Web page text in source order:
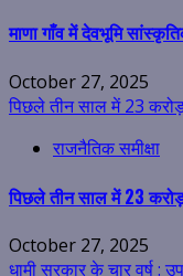
माणा गाँव में देवभूमि
October 27, 2025
पिछले तीन साल में 23
राजनैतिक समीक्षा
पिछले तीन साल में 23
October 27, 2025
धामी सरकार के चार वर्ष :